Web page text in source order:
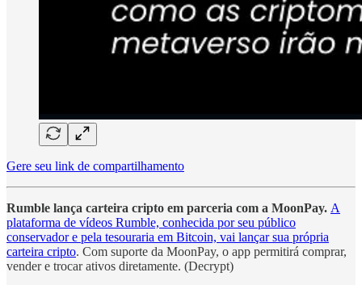
Gere seu link de compartilhamento
Rumble lança carteira cripto em parceria com a MoonPay. A
plataforma de vídeos Rumble, conhecida por seu público
conservador e pela tesouraria em Bitcoin, vai lançar sua própria
carteira cripto. Com suporte da MoonPay, o app permitirá comprar,
vender e trocar ativos diretamente. (Decrypt)